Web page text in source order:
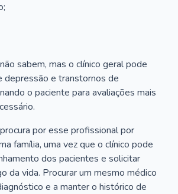
sabem, mas o clínico geral pode
depressão e transtornos de
o paciente para avaliações mais
por esse profissional por
família, uma vez que o clínico pode
dos pacientes e solicitar
da vida. Procurar um mesmo médico
e a manter o histórico de